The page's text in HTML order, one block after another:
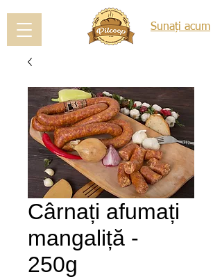
Sunați acum
Cârnați afumați
mangaliță -
250g